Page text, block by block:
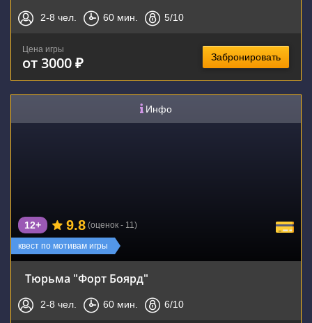
2-8 чел. 60 мин. 5/10
Цена игры
от 3000 ₽ Забронировать
Инфо
квест по мотивам игры
12+ 9.8 (оценок - 11)
Тюрьма "Форт Боярд"
2-8 чел. 60 мин. 6/10